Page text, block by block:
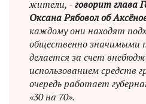
жители, -говорит глава
Оксана Рябовол об
каждому они находят
общественно значимыми
делается за счет
использованием средств
очередь работает
«30 на 70».